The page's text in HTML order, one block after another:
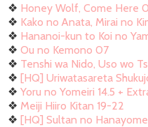
❖ Honey Wolf, Come Here
❖ Kako no Anata, Mirai no
❖ Hananoi-kun to Koi no
❖ Ou no Kemono 07
❖ Tenshi wa Nido, Uso wo
❖ [HQ] Uriwatasareta
❖ Yoru no Yomeiri 14.5 +
❖ Meiji Hiiro Kitan 19-22
❖ [HQ] Sultan no